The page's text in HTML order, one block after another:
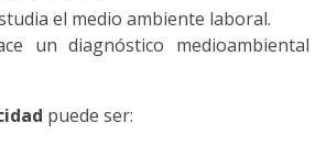
el medio ambiente laboral.
un diagnóstico medioambiental
puede ser: